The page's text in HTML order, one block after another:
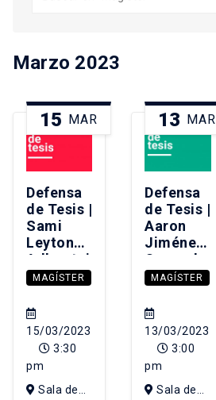
Marzo 2023
15 MAR
Defensa
de Tesis |
Sami
Leyton
Adlerstein
MAGÍSTER
15/03/2023
3:30
pm
Sala de
13 MAR
Defensa
de Tesis |
Aaron
Jiménez
Quezada
MAGÍSTER
13/03/2023
3:00
pm
Sala de